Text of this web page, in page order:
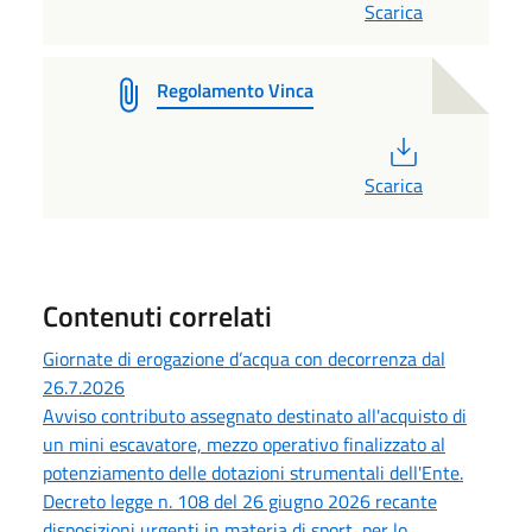
Scarica
Regolamento Vinca
Scarica
Contenuti correlati
Giornate di erogazione d’acqua con decorrenza dal
26.7.2026
Avviso contributo assegnato destinato all'acquisto di
un mini escavatore, mezzo operativo finalizzato al
potenziamento delle dotazioni strumentali dell'Ente.
Decreto legge n. 108 del 26 giugno 2026 recante